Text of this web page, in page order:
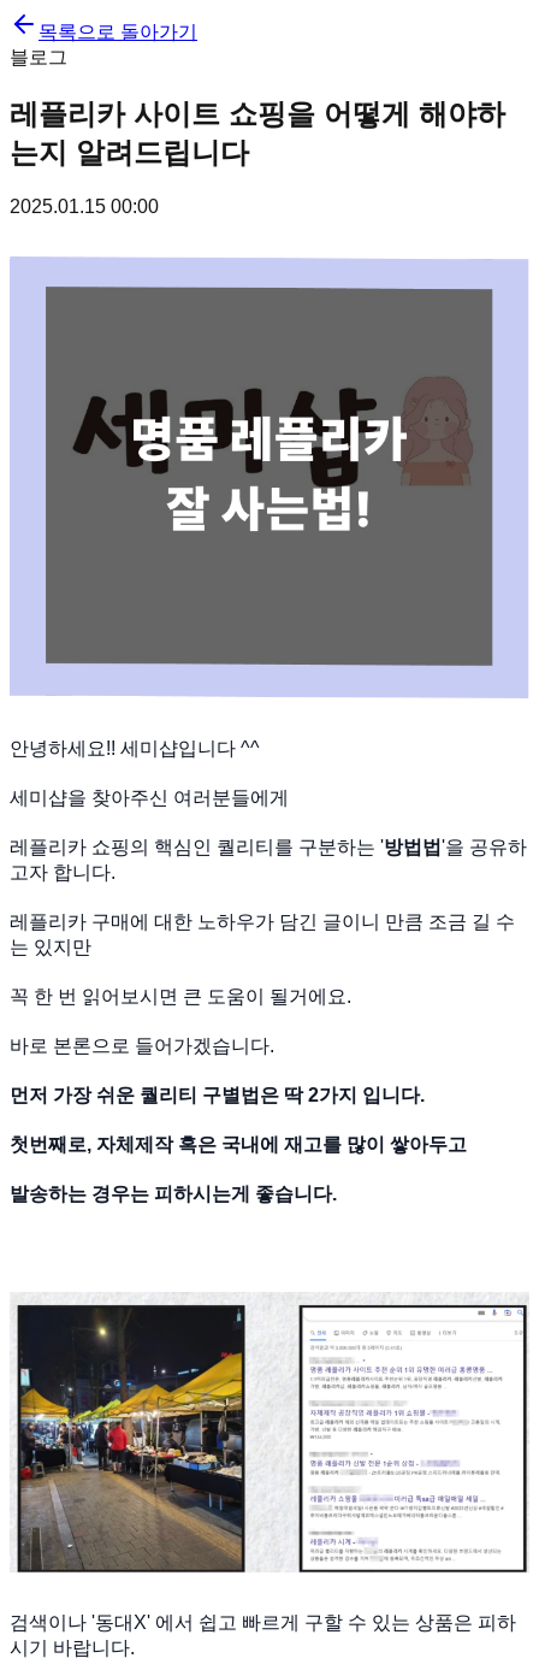
목록으로 돌아가기
블로그
레플리카 사이트 쇼핑을 어떻게 해야하
는지 알려드립니다
2025.01.15 00:00
안녕하세요!! 세미샵입니다 ^^
세미샵을 찾아주신 여러분들에게
레플리카 쇼핑의 핵심인 퀄리티를 구분하는 '방법법'을 공유하
고자 합니다.
레플리카 구매에 대한 노하우가 담긴 글이니 만큼 조금 길 수
는 있지만
꼭 한 번 읽어보시면 큰 도움이 될거에요.
바로 본론으로 들어가겠습니다.
먼저 가장 쉬운 퀄리티 구별법은 딱 2가지 입니다.
첫번째로, 자체제작 혹은 국내에 재고를 많이 쌓아두고
발송하는 경우는 피하시는게 좋습니다.
검색이나 '동대X' 에서 쉽고 빠르게 구할 수 있는 상품은 피하
시기 바랍니다.